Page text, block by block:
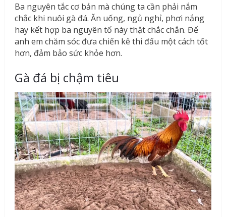
Ba nguyên tắc cơ bản mà chúng ta cần phải nắm
chắc khi nuôi gà đá. Ăn uống, ngủ nghỉ, phơi nắng
hay kết hợp ba nguyên tố này thật chắc chắn. Để
anh em chăm sóc đưa chiến kê thi đấu một cách tốt
hơn, đảm bảo sức khỏe hơn.
Gà đá bị chậm tiêu